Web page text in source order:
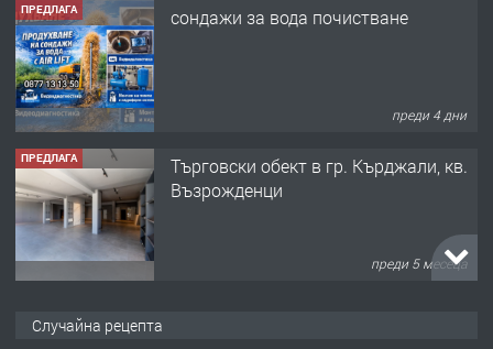
ПРЕДЛАГА
Tърговски обект в гр. Кърджали, кв.
преди 5 месеца
ПРЕДЛАГА търсим общ работник
преди 6 месеца
Случайна рецепта